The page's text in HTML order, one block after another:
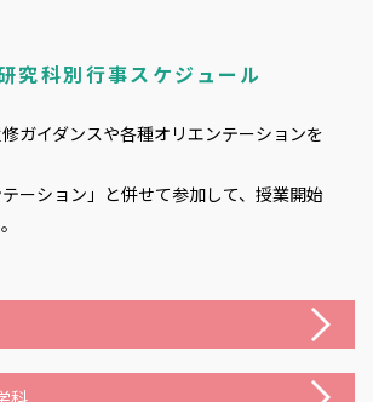
究科別行事スケジュール
ガイダンスや各種オリエンテーションを
ーション」と併せて参加して、授業開始
科